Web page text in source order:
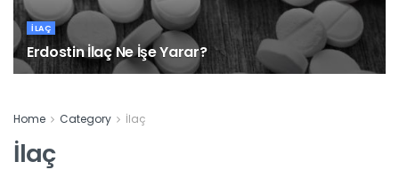
İLAÇ
Erdostin İlaç Ne İşe Yarar?
Home Category İlaç
İlaç